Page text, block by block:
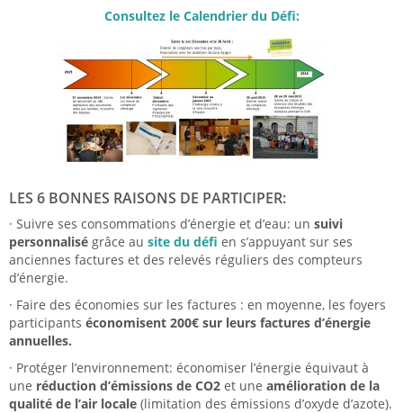
Consultez le Calendrier du Défi:
LES 6 BONNES RAISONS DE PARTICIPER:
· Suivre ses consommations d’énergie et d’eau: un suivi
personnalisé grâce au site du défi en s’appuyant sur ses
anciennes factures et des relevés réguliers des compteurs
d’énergie.
· Faire des économies sur les factures : en moyenne, les foyers
participants économisent 200€ sur leurs factures d’énergie
annuelles.
· Protéger l’environnement: économiser l’énergie équivaut à
une réduction d’émissions de CO2 et une amélioration de la
qualité de l’air locale (limitation des émissions d’oxyde d’azote).